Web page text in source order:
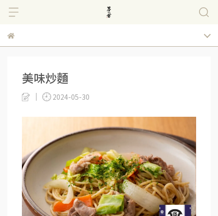
美味炒麵
2024-05-30